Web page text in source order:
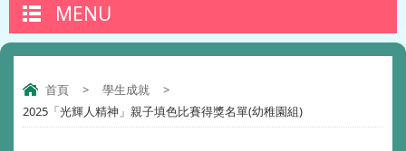
MENU
首頁 > 學生成就
>
2025「光輝人精神」親子填色比賽得獎名單(幼稚園組)